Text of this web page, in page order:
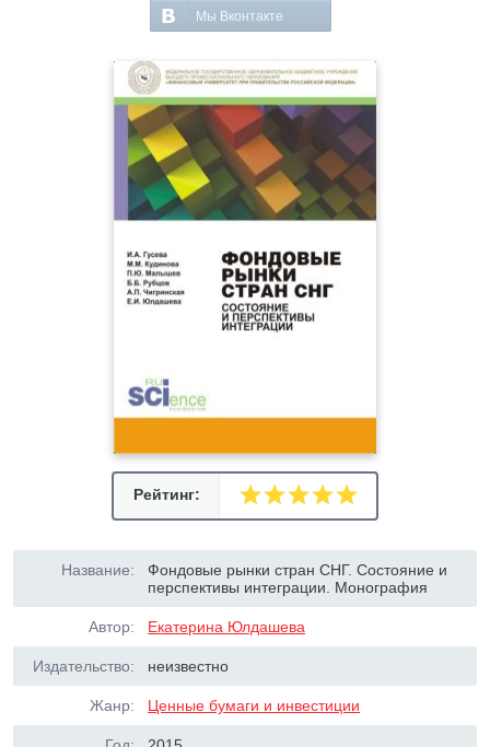
Мы Вконтакте
Рейтинг:
Название:
Фондовые рынки стран СНГ. Состояние и
перспективы интеграции. Монография
Автор: Екатерина Юлдашева
Издательство: неизвестно
Жанр: Ценные бумаги и инвестиции